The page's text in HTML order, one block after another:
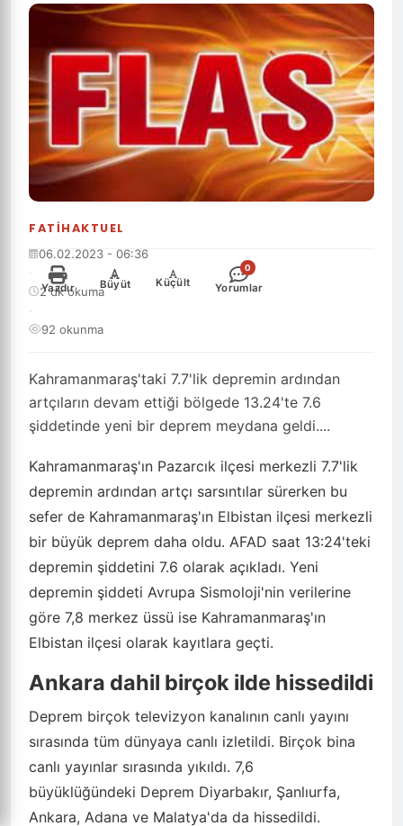
FATIHAKTUEL
Kahramanmaraş'taki 7.7'lik depremin ardından
artçıların devam ettiği bölgede 13.24'te 7.6
şiddetinde yeni bir deprem meydana geldi....
06.02.2023 - 06:36
·
2 dk okuma
·
92 okunma
Yazdır
+
Büyüt
-
Küçült
0
Yorumlar
Kahramanmaraş'ın Pazarcık ilçesi merkezli 7.7'lik
depremin ardından artçı sarsıntılar sürerken bu
sefer de Kahramanmaraş'ın Elbistan ilçesi merkezli
bir büyük deprem daha oldu. AFAD saat 13:24'teki
depremin şiddetini 7.6 olarak açıkladı. Yeni
depremin şiddeti Avrupa Sismoloji'nin verilerine
göre 7,8 merkez üssü ise Kahramanmaraş'ın
Elbistan ilçesi olarak kayıtlara geçti.
Ankara dahil birçok ilde hissedildi
Deprem birçok televizyon kanalının canlı yayını
sırasında tüm dünyaya canlı izletildi. Birçok bina
canlı yayınlar sırasında yıkıldı. 7,6
büyüklüğündeki Deprem Diyarbakır, Şanlıurfa,
Ankara, Adana ve Malatya'da da hissedildi.